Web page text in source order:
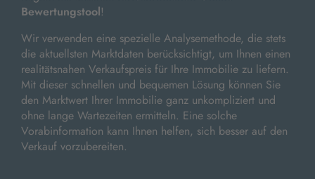
Bewertungstool!
Wir verwenden eine spezielle Analysemethode, die stets
die aktuellsten Marktdaten berücksichtigt, um Ihnen einen
realitätsnahen Verkaufspreis für Ihre Immobilie zu liefern.
Mit dieser schnellen und bequemen Lösung können Sie
den Marktwert Ihrer Immobilie ganz unkompliziert und
ohne lange Wartezeiten ermitteln. Eine solche
Vorabinformation kann Ihnen helfen, sich besser auf den
Verkauf vorzubereiten.